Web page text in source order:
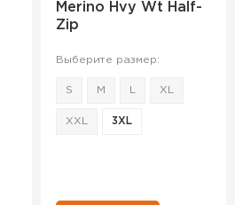
Merino Hvy Wt Half-
Zip
Выберите размер:
S M XL
XXL 3XL